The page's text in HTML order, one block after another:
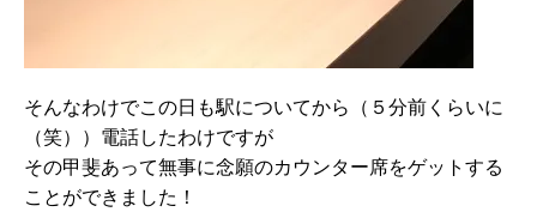
そんなわけでこの日も駅についてから（５分前くらいに
（笑））電話したわけですが
その甲斐あって無事に念願のカウンター席をゲットする
ことができました！